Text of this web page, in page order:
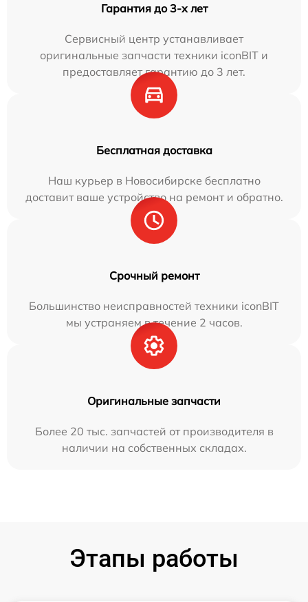
Гарантия до 3-х лет
Сервисный центр устанавливает
оригинальные запчасти техники iconBIT и
предоставляет гарантию до 3 лет.
Бесплатная доставка
Наш курьер в Новосибирске бесплатно
доставит ваше устройство на ремонт и обратно.
Срочный ремонт
Большинство неисправностей техники iconBIT
мы устраняем в течение 2 часов.
Оригинальные запчасти
Более 20 тыс. запчастей от производителя в
наличии на собственных складах.
Этапы работы